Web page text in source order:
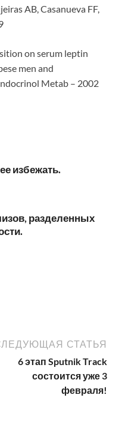
AB, Casanueva FF,
on serum leptin
men and
Metab – 2002
избежать.
разделенных
СТАТЬЯ
6 этап Sputnik Track
состоится уже 3
февраля!